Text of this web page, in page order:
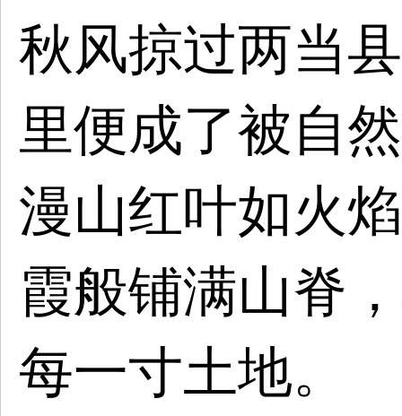
秋风掠过两当
里便成了被自
漫山红叶如火
霞般铺满山脊
每一寸土地。